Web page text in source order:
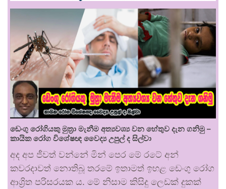
ඩෙංගු රෝගියකු ⁣මුත්‍රා මැනීම අත්‍යවශ්‍ය වන හේතුව දැන ගනිමු –
කායික රෝග විශේෂඥ වෛද්‍ය උපුල් ද සිල්වා
අද අප ජීවත් වන්නේ මින් පෙර මේ රටේ අන්
කවරදාවත් නොතිබූ තරමේ ඉතාමත් ඉහළ ඩෙංගු රෝග
ආශ්‍රිත පරිසරයක ය. මේ නිසාම කිසිදු ලෙඩක් දුකක්